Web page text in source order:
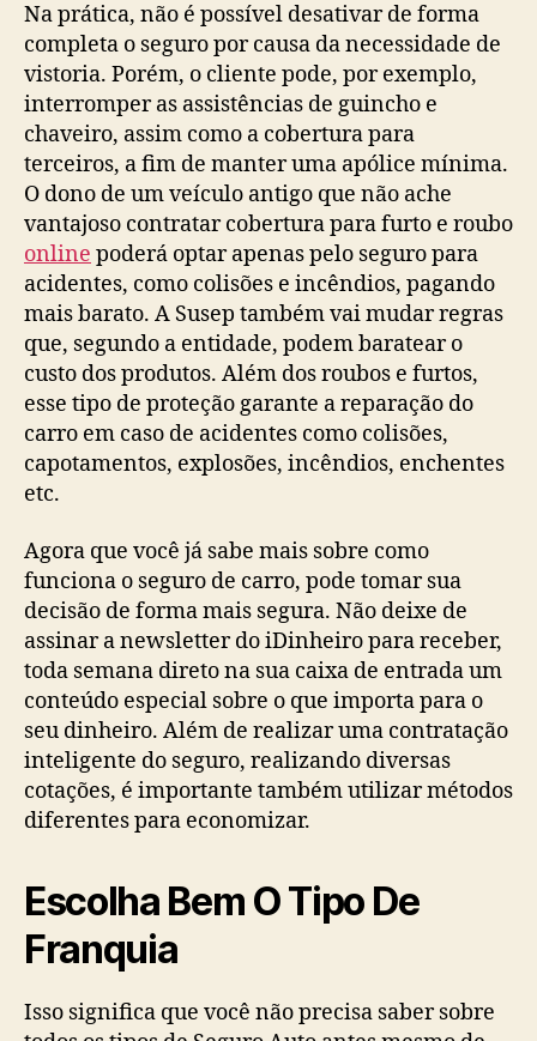
Na prática, não é possível desativar de forma
completa o seguro por causa da necessidade de
vistoria. Porém, o cliente pode, por exemplo,
interromper as assistências de guincho e
chaveiro, assim como a cobertura para
terceiros, a fim de manter uma apólice mínima.
O dono de um veículo antigo que não ache
vantajoso contratar cobertura para furto e roubo
online poderá optar apenas pelo seguro para
acidentes, como colisões e incêndios, pagando
mais barato. A Susep também vai mudar regras
que, segundo a entidade, podem baratear o
custo dos produtos. Além dos roubos e furtos,
esse tipo de proteção garante a reparação do
carro em caso de acidentes como colisões,
capotamentos, explosões, incêndios, enchentes
etc.
Agora que você já sabe mais sobre como
funciona o seguro de carro, pode tomar sua
decisão de forma mais segura. Não deixe de
assinar a newsletter do iDinheiro para receber,
toda semana direto na sua caixa de entrada um
conteúdo especial sobre o que importa para o
seu dinheiro. Além de realizar uma contratação
inteligente do seguro, realizando diversas
cotações, é importante também utilizar métodos
diferentes para economizar.
Escolha Bem O Tipo De
Franquia
Isso significa que você não precisa saber sobre